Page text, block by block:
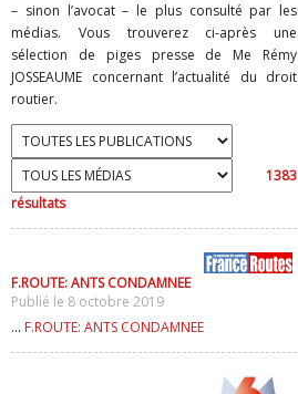
– sinon l’avocat – le plus consulté par les
médias. Vous trouverez ci-après une
sélection de piges presse de Me Rémy
JOSSEAUME concernant l’actualité du droit
routier.
1383
résultats
F.ROUTE: ANTS CONDAMNEE
Publié le 8 octobre 2019
... F.ROUTE: ANTS CONDAMNEE